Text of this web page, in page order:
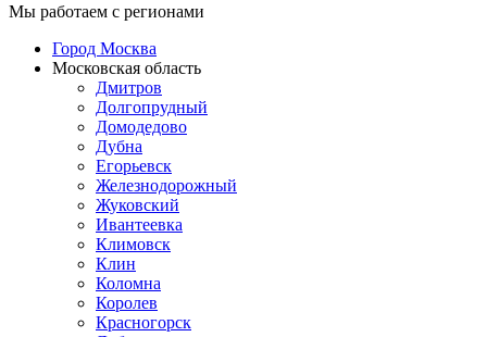
Мы работаем с регионами
Город Москва
Московская область
Дмитров
Долгопрудный
Домодедово
Дубна
Егорьевск
Железнодорожный
Жуковский
Ивантеевка
Климовск
Клин
Коломна
Королев
Красногорск